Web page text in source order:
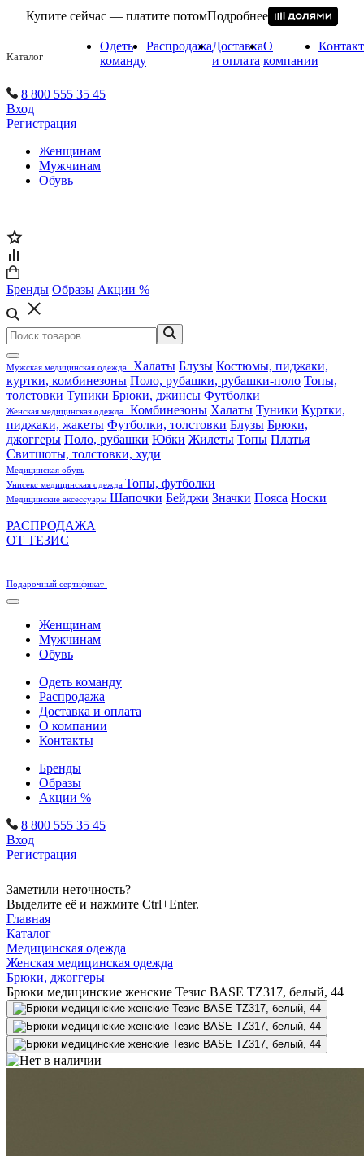
Купите сейчас — платите потомПодробнее
Каталог
Одеть
команду
РаспродажаДоставка
и оплата
О
компании
8 800 555 35 45
Вход
Регистрация
Женщинам
Мужчинам
Обувь
Бренды Образы Акции %
Мужская медицинская одежда Халаты Блузы Костюмы, пиджаки,
куртки, комбинезоны Поло, рубашки, рубашки-поло Топы,
толстовки Туники Брюки, джинсы Футболки
Женская медицинская одежда Комбинезоны Халаты Туники Куртки,
пиджаки, жакеты Футболки, толстовки Блузы Брюки,
джоггеры Поло, рубашки Юбки Жилеты Топы Платья
Свитшоты, толстовки, худи
Медицинская обувь
Унисекс медицинская одежда Топы, футболки
Медицинские аксессуары Шапочки Бейджи Значки Пояса Носки
РАСПРОДАЖА
ОТ ТЕЗИС
Подарочный сертификат
Женщинам
Мужчинам
Обувь
Одеть команду
Распродажа
Доставка и оплата
О компании
Контакты
Бренды
Образы
Акции %
8 800 555 35 45
Вход
Регистрация
Заметили неточность?
Выделите её и нажмите Ctrl+Enter.
Главная
Каталог
Медицинская одежда
Женская медицинская одежда
Брюки, джоггеры
Брюки медицинские женские Тезис BASE TZ317, белый, 44